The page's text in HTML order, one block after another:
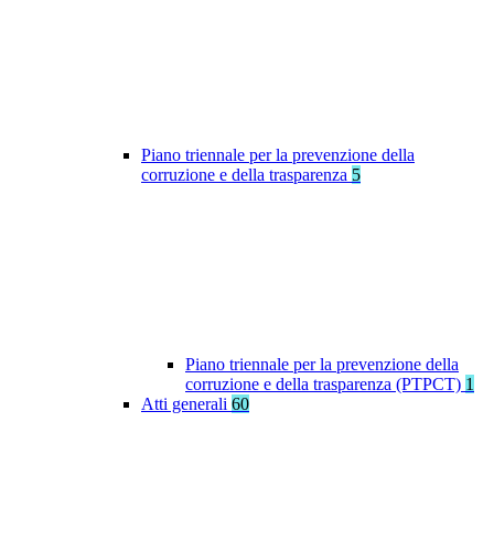
Piano triennale per la prevenzione della
corruzione e della trasparenza 5
Piano triennale per la prevenzione della
corruzione e della trasparenza (PTPCT) 1
Atti generali 60